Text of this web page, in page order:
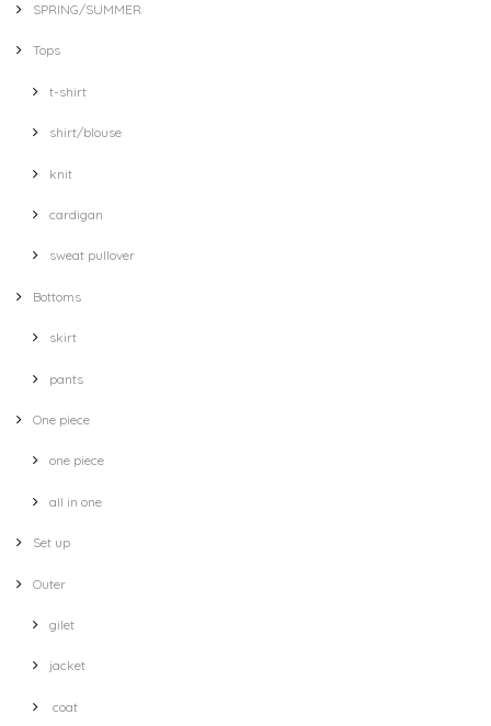
SPRING/SUMMER
Tops
t-shirt
shirt/blouse
knit
cardigan
sweat pullover
Bottoms
skirt
pants
One piece
one piece
all in one
Set up
Outer
gilet
jacket
coat